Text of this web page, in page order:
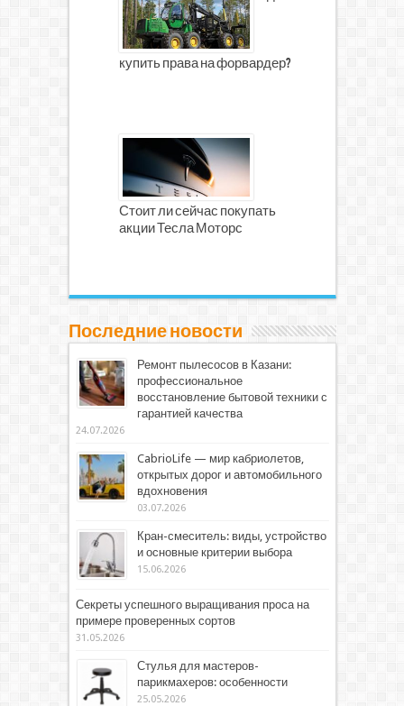
купить права на форвардер?
Стоит ли сейчас покупать
акции Тесла Моторс
Последние новости
Ремонт пылесосов в Казани:
профессиональное
восстановление бытовой техники с
гарантией качества
24.07.2026
CabrioLife — мир кабриолетов,
открытых дорог и автомобильного
вдохновения
03.07.2026
Кран-смеситель: виды, устройство
и основные критерии выбора
15.06.2026
Секреты успешного выращивания проса на
примере проверенных сортов
31.05.2026
Стулья для мастеров-
парикмахеров: особенности
25.05.2026